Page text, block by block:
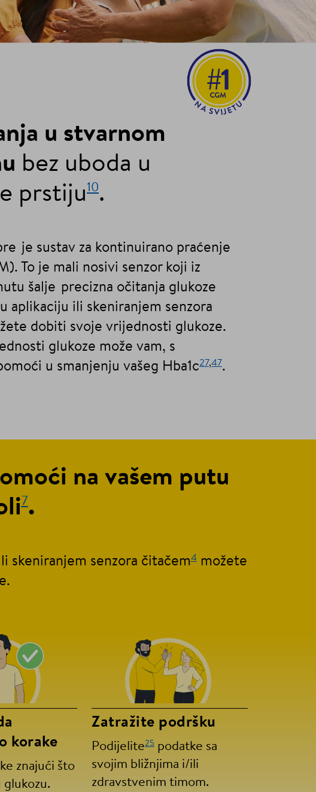
u stvarnom
bez uboda u
prstiju10.
je sustav za kontinuirano praćenje
To je mali nosivi senzor koji iz
šalje precizna očitanja glukoze
aplikaciju ili skeniranjem senzora
dobiti svoje vrijednosti glukoze.
glukoze može vam, s
u smanjenju vašeg Hba1c27,47.
na vašem putu
7.
skeniranjem senzora čitačem4možete
korake
znajući što
glukozu.
Zatražite podršku
Podijelite25 podatke sa
svojim bližnjima i/ili
zdravstvenim timom.